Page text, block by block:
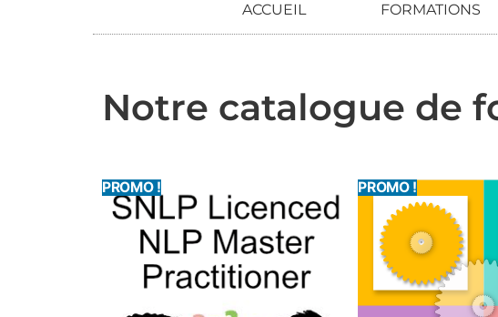
ACCUEIL FORMATIONS
Notre catalogue de
PROMO ! PROMO !